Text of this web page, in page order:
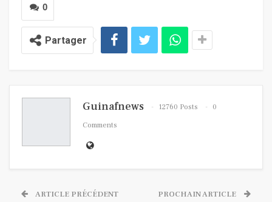
0
Partager
Guinafnews 12760 Posts
0
Comments
ARTICLE PRÉCÉDENT PROCHAIN ARTICLE